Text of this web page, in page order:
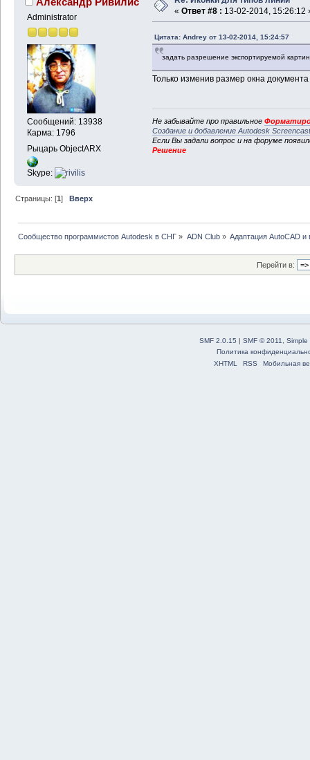
Administrator
Сообщений: 13938
Карма: 1796
Рыцарь ObjectARX
Skype:
« Ответ #8 : 13-02-2014, 15:26:12
Цитата: Andrey от 13-02-2014, 15:24:57
задать разрешение экспортируемой
Только изменив размер окна
Не забывайте про правильное
Создание и добавление Autodesk
Если Вы задали вопрос и на форуме
Решение
Страницы: [1] Вверх
Сообщество программистов Autodesk в СНГ » ADN Club» Адаптация AutoCAD и
Перейти в:
SMF 2.0.15 | SMF © 2011, Simple
Политика
XHTML
RSS Мобильная